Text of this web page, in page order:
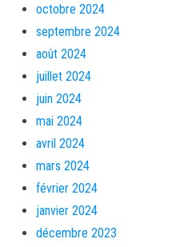
octobre 2024
septembre 2024
août 2024
juillet 2024
juin 2024
mai 2024
avril 2024
mars 2024
février 2024
janvier 2024
décembre 2023